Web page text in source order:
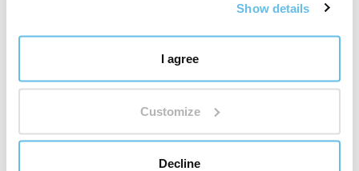
Show details
I agree
Customize
Decline
//// Gui zhi (кора коричного дерева, кора
Cinnamomum cassia)
//// Бай шао (Paeonia alba radix – молочай, корень)
//// Ганьцзян (Zingiber officinale rhizoma – имбирь,
корневище)